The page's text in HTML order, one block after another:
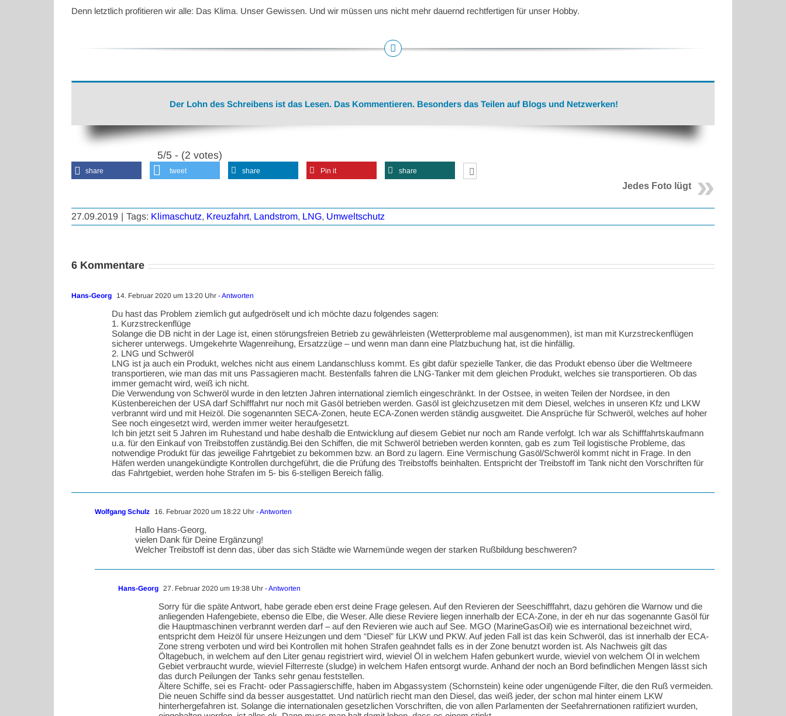
Denn letztlich profitieren wir alle: Das Klima. Unser Gewissen. Und wir müssen uns nicht mehr dauernd rechtfertigen für unser Hobby.
Der Lohn des Schreibens ist das Lesen. Das Kommentieren. Besonders das Teilen auf Blogs und Netzwerken!
5/5 - (2 votes)
share tweet share Pin it share
Jedes Foto lügt
27.09.2019 | Tags: Klimaschutz, Kreuzfahrt, Landstrom, LNG, Umweltschutz
6 Kommentare
Hans-Georg 14. Februar 2020 um 13:20 Uhr - Antworten
Du hast das Problem ziemlich gut aufgedröselt und ich möchte dazu folgendes sagen:
1. Kurzstreckenflüge
Solange die DB nicht in der Lage ist, einen störungsfreien Betrieb zu gewährleisten (Wetterprobleme mal ausgenommen), ist man mit Kurzstreckenflügen
sicherer unterwegs. Umgekehrte Wagenreihung, Ersatzzüge – und wenn man dann eine Platzbuchung hat, ist die hinfällig.
2. LNG und Schweröl
LNG ist ja auch ein Produkt, welches nicht aus einem Landanschluss kommt. Es gibt dafür spezielle Tanker, die das Produkt ebenso über die Weltmeere
transportieren, wie man das mit uns Passagieren macht. Bestenfalls fahren die LNG-Tanker mit dem gleichen Produkt, welches sie transportieren. Ob das
immer gemacht wird, weiß ich nicht.
Die Verwendung von Schweröl wurde in den letzten Jahren international ziemlich eingeschränkt. In der Ostsee, in weiten Teilen der Nordsee, in den
Küstenbereichen der USA darf Schifffahrt nur noch mit Gasöl betrieben werden. Gasöl ist gleichzusetzen mit dem Diesel, welches in unseren Kfz und LKW
verbrannt wird und mit Heizöl. Die sogenannten SECA-Zonen, heute ECA-Zonen werden ständig ausgweitet. Die Ansprüche für Schweröl, welches auf hoher
See noch eingesetzt wird, werden immer weiter heraufgesetzt.
Ich bin jetzt seit 5 Jahren im Ruhestand und habe deshalb die Entwicklung auf diesem Gebiet nur noch am Rande verfolgt. Ich war als Schifffahrtskaufmann
u.a. für den Einkauf von Treibstoffen zuständig.Bei den Schiffen, die mit Schweröl betrieben werden konnten, gab es zum Teil logistische Probleme, das
notwendige Produkt für das jeweilige Fahrtgebiet zu bekommen bzw. an Bord zu lagern. Eine Vermischung Gasöl/Schweröl kommt nicht in Frage. In den
Häfen werden unangekündigte Kontrollen durchgeführt, die die Prüfung des Treibstoffs beinhalten. Entspricht der Treibstoff im Tank nicht den Vorschriften für
das Fahrtgebiet, werden hohe Strafen im 5- bis 6-stelligen Bereich fällig.
Wolfgang Schulz 16. Februar 2020 um 18:22 Uhr - Antworten
Hallo Hans-Georg,
vielen Dank für Deine Ergänzung!
Welcher Treibstoff ist denn das, über das sich Städte wie Warnemünde wegen der starken Rußbildung beschweren?
Hans-Georg 27. Februar 2020 um 19:38 Uhr - Antworten
Sorry für die späte Antwort, habe gerade eben erst deine Frage gelesen. Auf den Revieren der Seeschifffahrt, dazu gehören die Warnow und die
anliegenden Hafengebiete, ebenso die Elbe, die Weser. Alle diese Reviere liegen innerhalb der ECA-Zone, in der eh nur das sogenannte Gasöl für
die Hauptmaschinen verbrannt werden darf – auf den Revieren wie auch auf See. MGO (MarineGasOil) wie es international bezeichnet wird,
entspricht dem Heizöl für unsere Heizungen und dem “Diesel” für LKW und PKW. Auf jeden Fall ist das kein Schweröl, das ist innerhalb der ECA-
Zone streng verboten und wird bei Kontrollen mit hohen Strafen geahndet falls es in der Zone benutzt worden ist. Als Nachweis gilt das
Öltagebuch, in welchem auf den Liter genau registriert wird, wieviel Öl in welchem Hafen gebunkert wurde, wieviel von welchem Öl in welchem
Gebiet verbraucht wurde, wieviel Filterreste (sludge) in welchem Hafen entsorgt wurde. Anhand der noch an Bord befindlichen Mengen lässt sich
das durch Peilungen der Tanks sehr genau feststellen.
Ältere Schiffe, sei es Fracht- oder Passagierschiffe, haben im Abgassystem (Schornstein) keine oder ungenügende Filter, die den Ruß vermeiden.
Die neuen Schiffe sind da besser ausgestattet. Und natürlich riecht man den Diesel, das weiß jeder, der schon mal hinter einem LKW
hinterhergefahren ist. Solange die internationalen gesetzlichen Vorschriften, die von allen Parlamenten der Seefahrernationen ratifiziert wurden,